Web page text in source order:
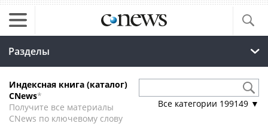
Разделы
Индексная книга (каталог)
CNews*
Получите все материалы
CNews по ключевому слову
Все категории 199149 ▼